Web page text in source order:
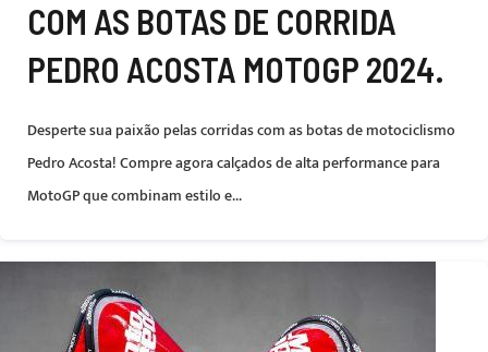
COM AS BOTAS DE CORRIDA
PEDRO ACOSTA MOTOGP 2024.
Desperte sua paixão pelas corridas com as botas de motociclismo
Pedro Acosta! Compre agora calçados de alta performance para
MotoGP que combinam estilo e...